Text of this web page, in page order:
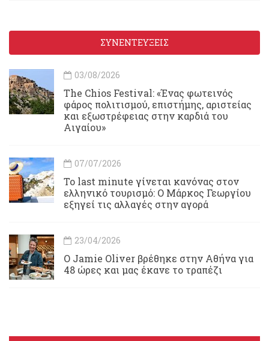
ΣΥΝΕΝΤΕΥΞΕΙΣ
03/08/2026
Τhe Chios Festival: «Ένας φωτεινός
φάρος πολιτισμού, επιστήμης, αριστείας
και εξωστρέφειας στην καρδιά του
Αιγαίου»
07/07/2026
Το last minute γίνεται κανόνας στον
ελληνικό τουρισμό: Ο Μάρκος Γεωργίου
εξηγεί τις αλλαγές στην αγορά
23/04/2026
Ο Jamie Oliver βρέθηκε στην Αθήνα για
48 ώρες και μας έκανε το τραπέζι